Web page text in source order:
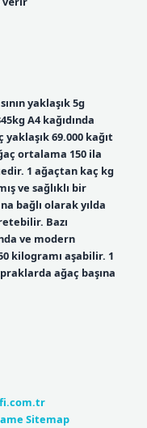
yaklaşık 5g
A4 kağıdında
69.000 kağıt
ortalama 150 ila
1 ağaçtan kaç kg
ve sağlıklı bir
bağlı olarak yılda
Bazı
ve modern
kilogramı aşabilir. 1
ağaç başına
Sitemap